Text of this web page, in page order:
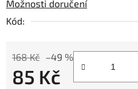
Možnosti doručení
Kód:
168 Kč –49 %
85 Kč